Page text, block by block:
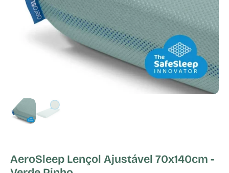
AeroSleep Lençol Ajustável 70x140cm -